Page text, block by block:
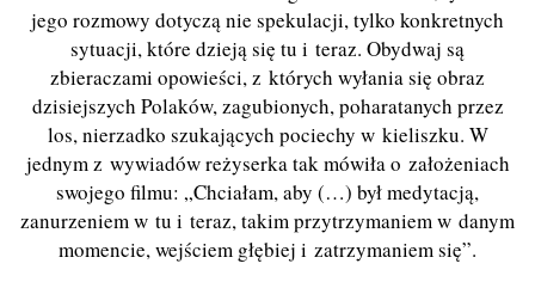
jego rozmowy dotyczą nie spekulacji, tylko konkretnych
sytuacji, które dzieją się tu i teraz. Obydwaj są
zbieraczami opowieści, z których wyłania się obraz
dzisiejszych Polaków, zagubionych, poharatanych przez
los, nierzadko szukających pociechy w kieliszku. W
jednym z wywiadów reżyserka tak mówiła o założeniach
swojego filmu: „Chciałam, aby (…) był medytacją,
zanurzeniem w tu i teraz, takim przytrzymaniem w danym
momencie, wejściem głębiej i zatrzymaniem się”.